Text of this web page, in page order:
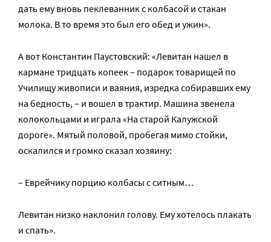
дать ему вновь пеклеванник с колбасой и стакан
молока. В то время это был его обед и ужин».
А вот Константин Паустовский: «Левитан нашел в
кармане тридцать копеек – подарок товарищей по
Училищу живописи и ваяния, изредка собиравших ему
на бедность, – и вошел в трактир. Машина звенела
колокольцами и играла «На старой Калужской
дороге». Мятый половой, пробегая мимо стойки,
оскалился и громко сказал хозяину:
– Еврейчику порцию колбасы с ситным…
Левитан низко наклонил голову. Ему хотелось плакать
и спать».